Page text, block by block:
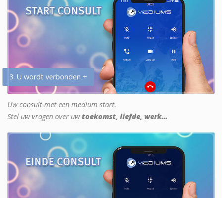
3. U wordt verbonden +
Uw consult met een medium start.
Stel uw vragen over uwtoekomst, liefde, werk...